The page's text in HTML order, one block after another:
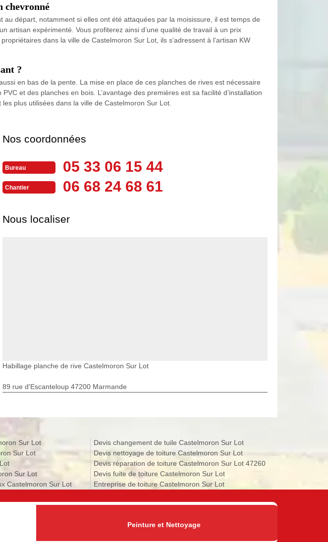
chevronné
départ, notamment si elles ont été attaquées par la moisissure, il est temps de
artisan expérimenté. Vous profiterez ainsi d’une qualité de travail à un prix
dans la ville de Castelmoron Sur Lot, ils s’adressent à l’artisan KW
?
en bas de la pente. La mise en place de ces planches de rives est nécessaire
et des planches en bois. L’avantage des premières est sa facilité d’installation
plus utilisées dans la ville de Castelmoron Sur Lot.
Nos coordonnées
Bureau 05 33 06 15 44
Chantier 06 68 24 68 61
Nous localiser
Habillage planche de rive Castelmoron Sur Lot
89 rue d'Escanteloup 47200 Marmande
Sur Lot
Sur Lot
Sur Lot
Castelmoron Sur Lot
Devis changement de tuile Castelmoron Sur Lot
Devis nettoyage de toiture Castelmoron Sur Lot
Devis réparation de toiture Castelmoron Sur Lot 47260
Devis fuite de toiture Castelmoron Sur Lot
Entreprise de toiture Castelmoron Sur Lot
Peinture et Nettoyage